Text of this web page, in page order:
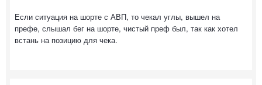
Если ситуация на шорте с АВП, то чекал углы, вышел на
префе, слышал бег на шорте, чистый преф был, так как хотел
встань на позицию для чека.